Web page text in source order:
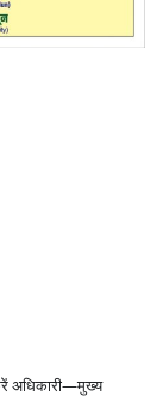
अधिकारी—मुख्य